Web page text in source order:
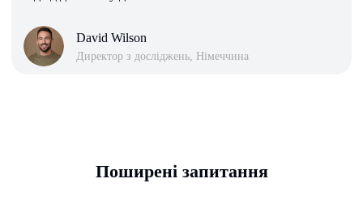
David Wilson
Директор з досліджень, Німеччина
Поширені запитання